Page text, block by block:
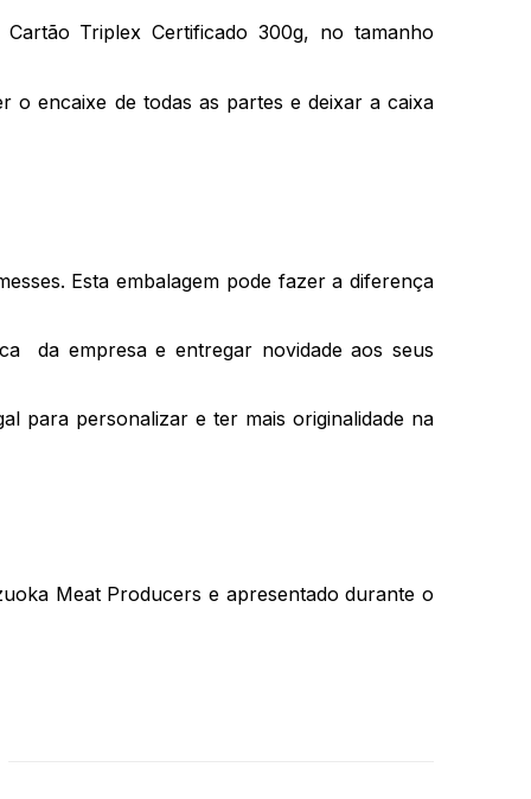
Triplex Certificado 300g, no tamanho
encaixe de todas as partes e deixar a caixa
Esta embalagem pode fazer a diferença
da empresa e entregar novidade aos seus
para personalizar e ter mais originalidade na
Meat Producers e apresentado durante o